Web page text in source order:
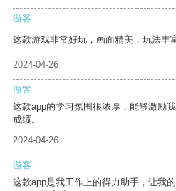
游客
这款游戏非常好玩，画面精美，玩法丰
2024-04-26
游客
这款app的学习氛围很浓厚，能够激励
成绩。
2024-04-26
游客
这款app是我工作上的得力助手，让我